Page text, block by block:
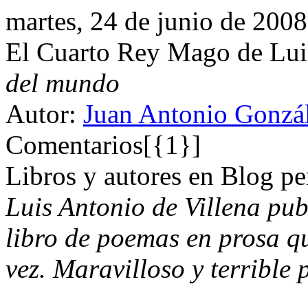
martes, 24 de junio de 2008
El Cuarto Rey Mago de
del mundo
Autor: Juan Antonio
Comentarios[{1}]
Libros y autores en Blog
Luis Antonio de Villena
libro de poemas en prosa
vez. Maravilloso y terrible